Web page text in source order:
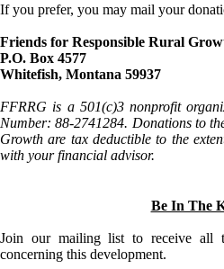
If you prefer, you may mail your
Friends for Responsible Rural
P.O. Box 4577
Whitefish, Montana 59937
FFRRG is a 501(c)3 nonprofit
Number: 88-2741284. Donations to
Growth are tax deductible to the
with your financial advisor.
Be In The
Join our mailing list to receive all
concerning this development.